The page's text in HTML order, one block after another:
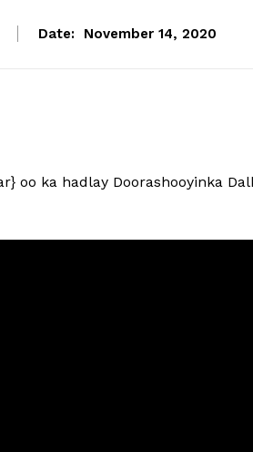
Date: November 14, 2020
oo ka hadlay Doorashooyinka